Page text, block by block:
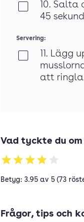
10. Salta
45
Servering:
11. Lägg
att ringla
Vad tyckte du
Betyg: 3.95 av 5 (73
Frågor, tips och